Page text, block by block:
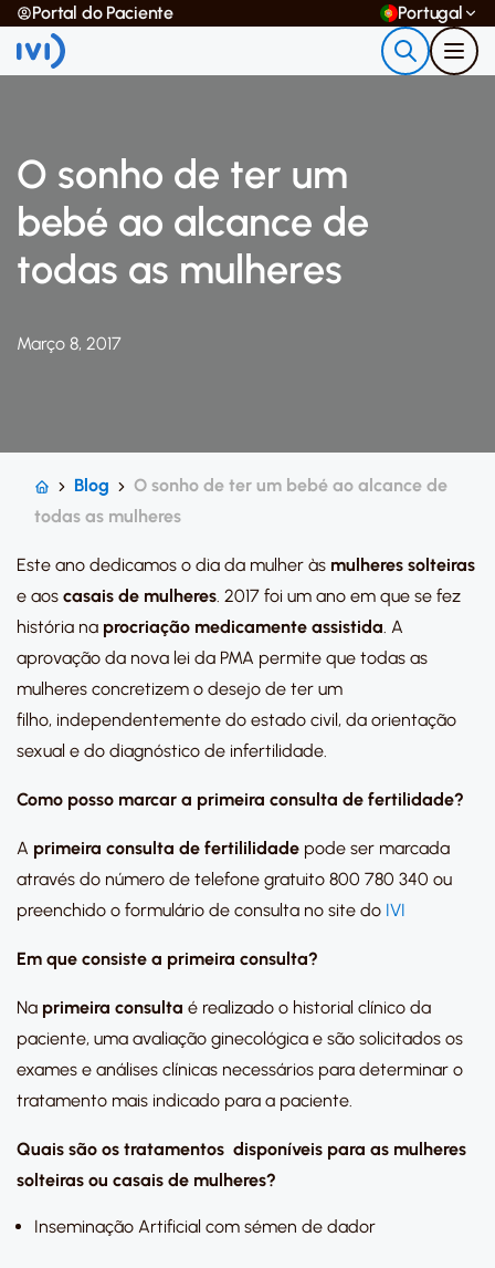
Portal do Paciente Portugal
O sonho de ter um
bebé ao alcance de
todas as mulheres
Março 8, 2017
Blog
O sonho de ter um bebé ao alcance de
todas as mulheres
Este ano dedicamos o dia da mulher às mulheres solteiras
e aos casais de mulheres. 2017 foi um ano em que se fez
história na procriação medicamente assistida. A
aprovação da nova lei da PMA permite que todas as
mulheres concretizem o desejo de ter um
filho, independentemente do estado civil, da orientação
sexual e do diagnóstico de infertilidade.
Como posso marcar a primeira consulta de fertilidade?
A primeira consulta de fertililidade pode ser marcada
através do número de telefone gratuito 800 780 340 ou
preenchido o formulário de consulta no site do IVI
Em que consiste a primeira consulta?
Na primeira consulta é realizado o historial clínico da
paciente, uma avaliação ginecológica e são solicitados os
exames e análises clínicas necessários para determinar o
tratamento mais indicado para a paciente.
Quais são os tratamentos disponíveis para as mulheres
solteiras ou casais de mulheres?
Inseminação Artificial com sémen de dador